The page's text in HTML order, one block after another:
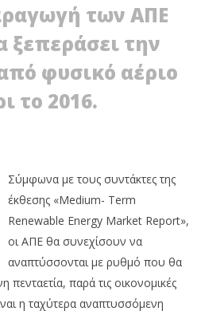
VIEWING
των ΑΠΕ
των ΑΠΕ
ξεπεράσει την
φυσικό αέριο
το 2016.
Σύμφωνα με τους συντάκτες της
έκθεσης «Medium- Term
Renewable Energy Market Report»,
οι ΑΠΕ θα συνεχίσουν να
αναπτύσσονται με ρυθμό που θα
πενταετία, παρά τις οικονομικές
η ταχύτερα αναπτυσσόμενη